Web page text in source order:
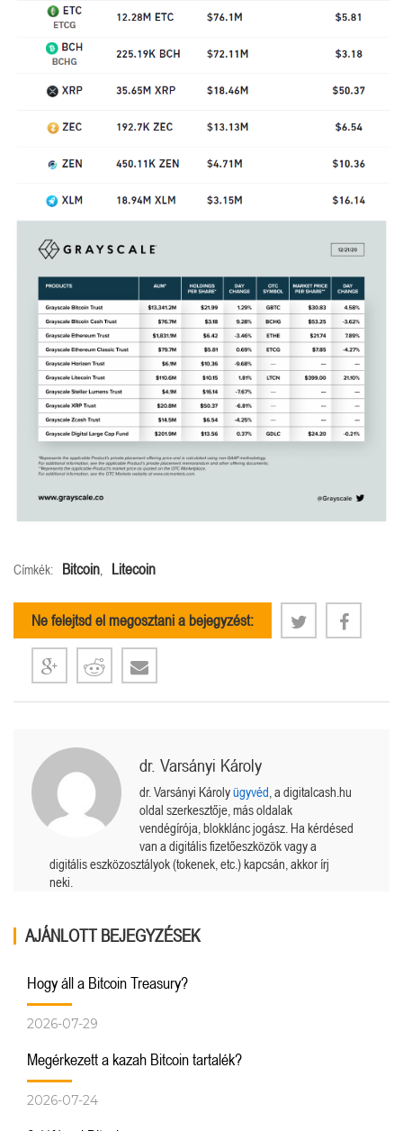
Címkék: Bitcoin Litecoin
Ne felejtsd el megosztani a bejegyzést:
dr. Varsányi Károly
dr. Varsányi Károlyügyvéd , a digitalcash.hu
oldal szerkesztője, más oldalak
vendégírója, blokklánc jogász. Ha kérdésed
van a digitális fizetőeszközök vagy a
digitális eszközosztályok (tokenek, etc.) kapcsán, akkor írj
neki.
AJÁNLOTT BEJEGYZÉSEK
Hogy áll a Bitcoin Treasury?
2026-07-29
Megérkezett a kazah Bitcoin tartalék?
2026-07-24